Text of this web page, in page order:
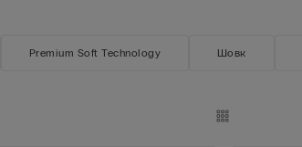
Premium Soft Technology Шовк